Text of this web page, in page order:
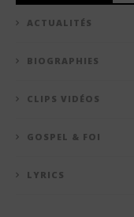
ACTUALITÉS
BIOGRAPHIES
CLIPS VIDÉOS
GOSPEL & FOI
LYRICS